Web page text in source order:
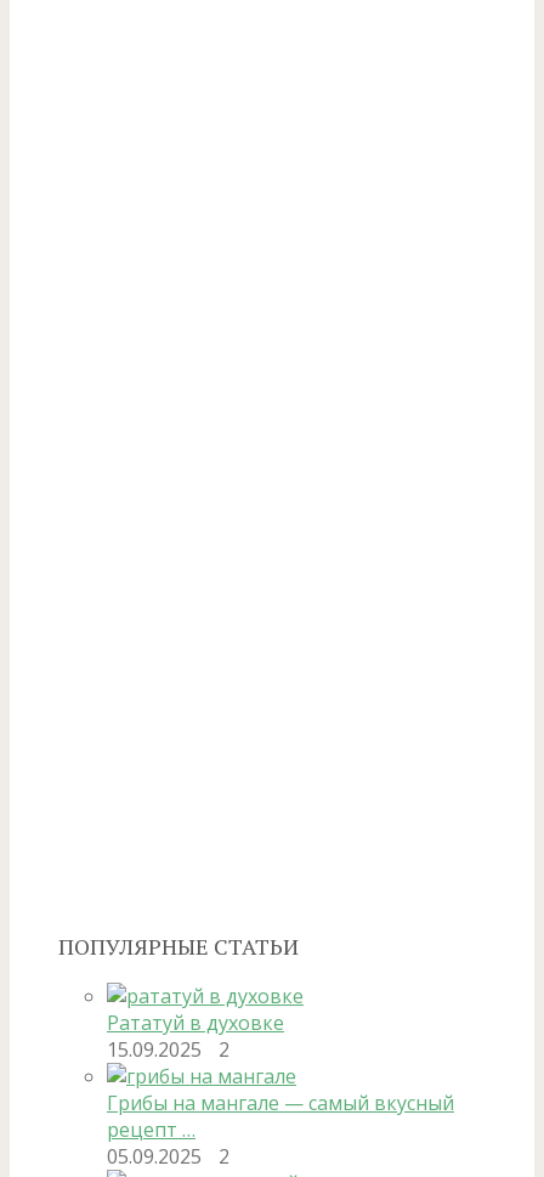
ПОПУЛЯРНЫЕ СТАТЬИ
Рататуй в духовке
15.09.2025
2
Грибы на мангале — самый вкусный
рецепт …
05.09.2025
2